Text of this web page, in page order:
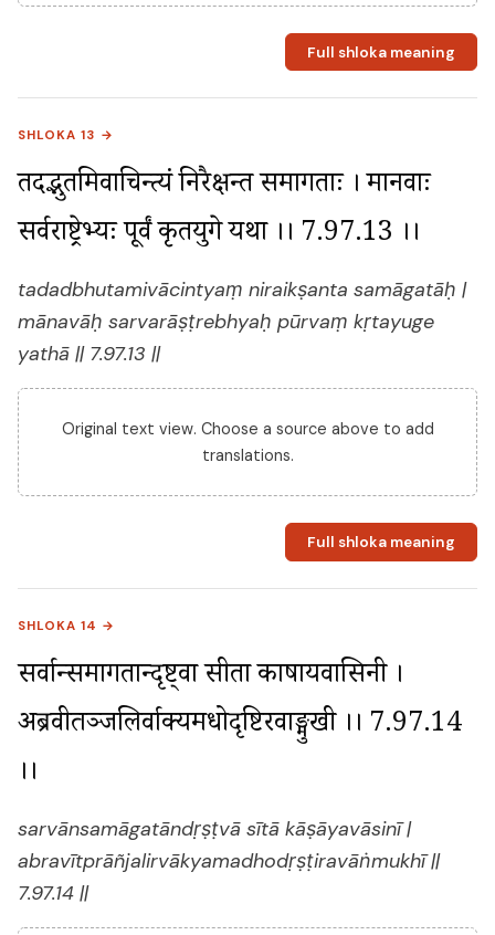
Full shloka meaning
SHLOKA 13 →
तदद्भुतमिवाचिन्त्यं निरैक्षन्त समागताः । मानवाः
सर्वराष्ट्रेभ्यः पूर्वं कृतयुगे यथा ।। 7.97.13 ।।
tadadbhutamivācintyaṃ niraikṣanta samāgatāḥ |
mānavāḥ sarvarāṣṭrebhyaḥ pūrvaṃ kṛtayuge
yathā || 7.97.13 ||
Original text view. Choose a source above to add
translations.
Full shloka meaning
SHLOKA 14 →
सर्वान्समागतान्दृष्ट्वा सीता काषायवासिनी ।
अब्रवीत्प्राञ्जलिर्वाक्यमधोदृष्टिरवाङ्मुखी ।। 7.97.14
।।
sarvānsamāgatāndṛṣṭvā sītā kāṣāyavāsinī |
abravītprāñjalirvākyamadhodṛṣṭiravāṅmukhī ||
7.97.14 ||